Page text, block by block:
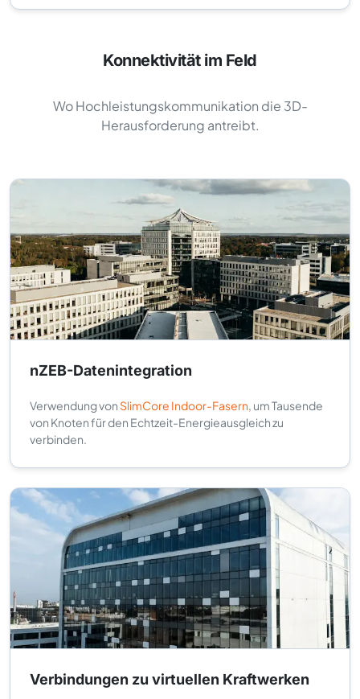
Konnektivität im Feld
Wo Hochleistungskommunikation die 3D-
Herausforderung antreibt.
nZEB-Datenintegration
Verwendung von SlimCore Indoor-Fasern, um Tausende
von Knoten für den Echtzeit-Energieausgleich zu
verbinden.
Verbindungen zu virtuellen Kraftwerken